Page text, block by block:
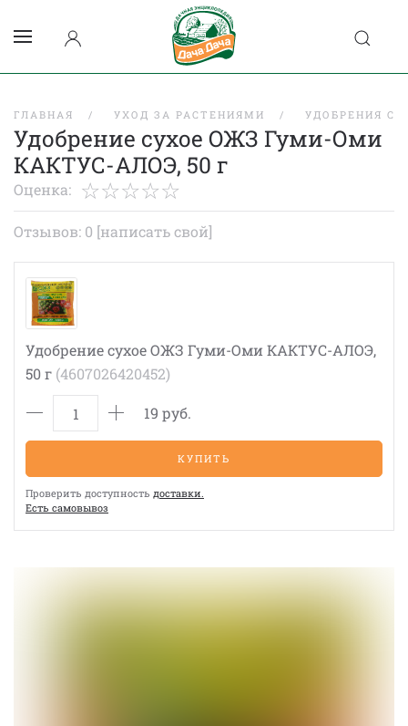
ГЛАВНАЯ УХОД ЗА РАСТЕНИЯМИ УДОБРЕНИЯ
Удобрение сухое ОЖЗ Гуми-Оми
КАКТУС-АЛОЭ, 50 г
Оценка:
Отзывов: 0 [написать свой]
Удобрение сухое ОЖЗ Гуми-Оми КАКТУС-АЛОЭ,
50 г (4607026420452)
19 руб.
КУПИТЬ
Проверить доступность доставки.
Eсть cамовывоз